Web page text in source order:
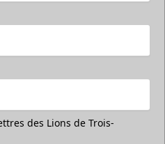
des Lions de Trois-